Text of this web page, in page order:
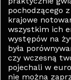
pochodzącego
krajowe
wszystkim ich
występów na
była
czy wczesną
pojechali w
nie można